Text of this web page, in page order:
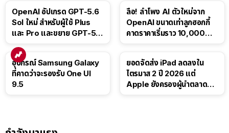
OpenAI อัปเกรด GPT-5.6
Sol ใหม่ สำหรับผู้ใช้ Plus
และ Pro และขยาย GPT-5.6
ลือ! ลำโพง AI ตัวใหม่จาก
OpenAI ขนาดเท่าลูกฮอกกี้
คาดราคาเริ่มราว 10,000
อุปกรณ์ Samsung Galaxy
ที่คาดว่าจะรองรับ One UI
9.5
ยอดจัดส่ง iPad ลดลงใน
ไตรมาส 2 ปี 2026 แต่
Apple ยังครองผู้นำตลาด